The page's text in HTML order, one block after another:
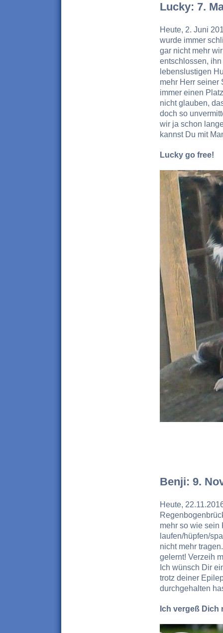
Lucky: 7.
Heute, 2. Juni
wurde immer
gar nicht mehr
entschlossen,
lebenslustigen
mehr Herr seiner
immer einen
nicht glauben,
doch so
wir ja schon
kannst Du mit
Lucky go free!
Benji: 9.
Heute,
mehr so wie sein
laufen/hüpfen/
nicht mehr
gelernt! Verzeih
Ich wünsch Dir
trotz deiner
durchgehalten
Ich vergeß Dich